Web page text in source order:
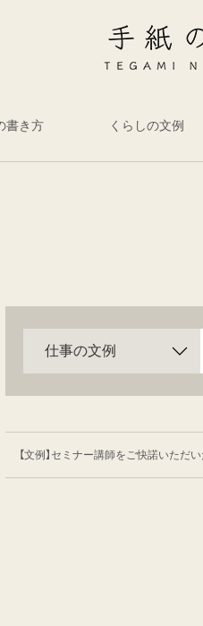
書き方 くらしの文例
【文例】セミナー講師をご快諾いただ